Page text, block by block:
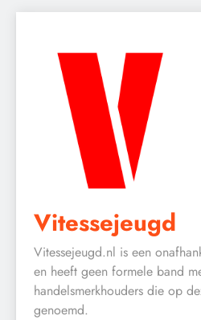
Vitessejeugd
Vitessejeugd.nl is een
en heeft geen formele band
handelsmerkhouders die op
genoemd.